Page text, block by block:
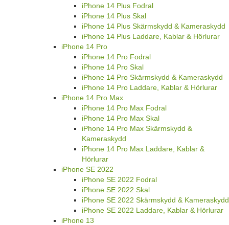
iPhone 14 Plus Fodral
iPhone 14 Plus Skal
iPhone 14 Plus Skärmskydd & Kameraskydd
iPhone 14 Plus Laddare, Kablar & Hörlurar
iPhone 14 Pro
iPhone 14 Pro Fodral
iPhone 14 Pro Skal
iPhone 14 Pro Skärmskydd & Kameraskydd
iPhone 14 Pro Laddare, Kablar & Hörlurar
iPhone 14 Pro Max
iPhone 14 Pro Max Fodral
iPhone 14 Pro Max Skal
iPhone 14 Pro Max Skärmskydd &
Kameraskydd
iPhone 14 Pro Max Laddare, Kablar &
Hörlurar
iPhone SE 2022
iPhone SE 2022 Fodral
iPhone SE 2022 Skal
iPhone SE 2022 Skärmskydd & Kameraskydd
iPhone SE 2022 Laddare, Kablar & Hörlurar
iPhone 13